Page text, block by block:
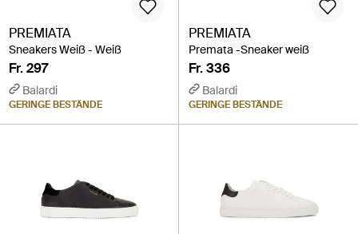
PREMIATA
Sneakers Weiß - Weiß
Fr. 297
Balardi
GERINGE BESTÄNDE
PREMIATA
Premata -Sneaker weiß
Fr. 336
Balardi
GERINGE BESTÄNDE